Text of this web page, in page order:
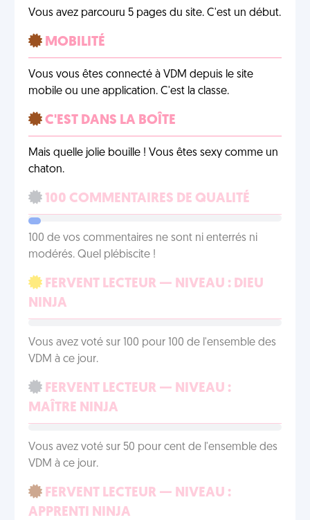
Vous avez parcouru 5 pages du site. C'est un début.
MOBILITÉ
Vous vous êtes connecté à VDM depuis le site
mobile ou une application. C'est la classe.
C'EST DANS LA BOÎTE
Mais quelle jolie bouille ! Vous êtes sexy comme un
chaton.
100 COMMENTAIRES DE QUALITÉ
100 de vos commentaires ne sont ni enterrés ni
modérés. Quel plébiscite !
FERVENT LECTEUR — NIVEAU : DIEU
NINJA
Vous avez voté sur 100 pour 100 de l'ensemble des
VDM à ce jour.
FERVENT LECTEUR — NIVEAU :
MAÎTRE NINJA
Vous avez voté sur 50 pour cent de l'ensemble des
VDM à ce jour.
FERVENT LECTEUR — NIVEAU :
APPRENTI NINJA